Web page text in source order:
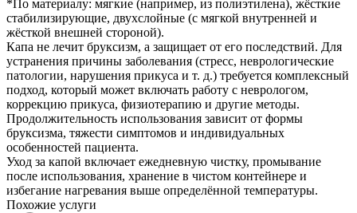
*По материалу: мягкие (например, из полиэтилена), жёсткие
стабилизирующие, двухслойные (с мягкой внутренней и
жёсткой внешней стороной).
Капа не лечит бруксизм, а защищает от его последствий. Для
устранения причины заболевания (стресс, неврологические
патологии, нарушения прикуса и т. д.) требуется комплексный
подход, который может включать работу с неврологом,
коррекцию прикуса, физиотерапию и другие методы.
Продолжительность использования зависит от формы
бруксизма, тяжести симптомов и индивидуальных
особенностей пациента.
Уход за капой включает ежедневную чистку, промывание
после использования, хранение в чистом контейнере и
избегание нагревания выше определённой температуры.
Похожие услуги